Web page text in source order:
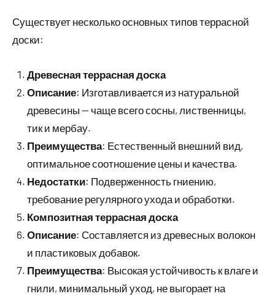
Существует несколько основных типов террасной
доски:
Древесная террасная доска
Описание: Изготавливается из натуральной
древесины — чаще всего сосны, лиственницы,
тик и мербау.
Преимущества: Естественный внешний вид,
оптимальное соотношение цены и качества.
Недостатки: Подверженность гниению,
требование регулярного ухода и обработки.
Композитная террасная доска
Описание: Составляется из древесных волокон
и пластиковых добавок.
Преимущества: Высокая устойчивость к влаге и
гнили, минимальный уход, не выгорает на